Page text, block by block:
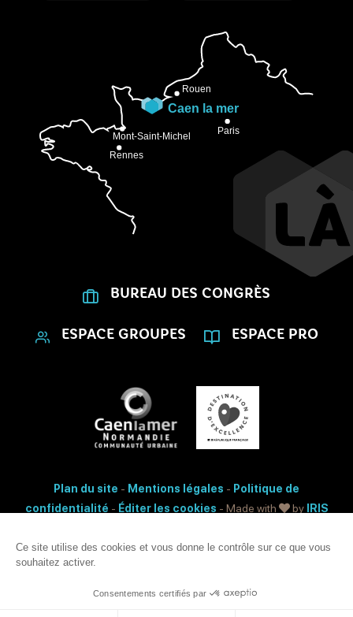
Ce site utilise des cookies et vous donne le contrôle sur ce que vous
souhaitez activer.
Consentements certifiés par
BUREAU DES CONGRÈS
ESPACE GROUPES ESPACE PRO
Plan du site - Mentions légales - Politique de
confidentialité - Éditer les cookies - Made with by
IRIS
Accessibilité: non conforme
Ce site est protégé par reCAPTCHA. Les